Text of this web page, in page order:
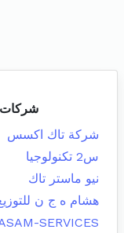
شركة تاك اكسس
س2 تكنولوجيا
نيو ماستر تاك
هشام ه ج ن
SERVICES